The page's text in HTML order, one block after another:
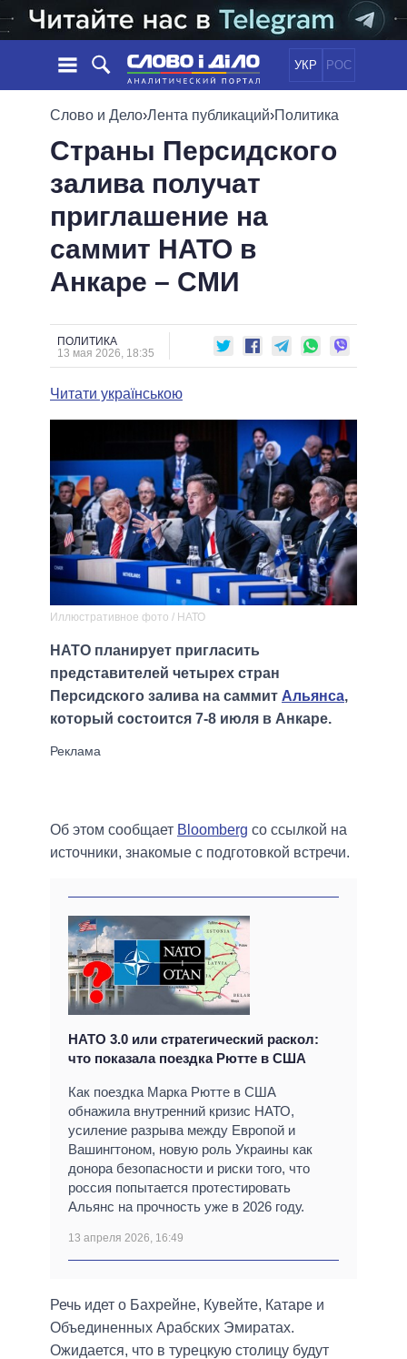
УКР РОС
НОВОСТИ
ЛЕНТА
СОБЫТИЯ
СТАТЬИ
МНЕНИЯ
ОБЗОРЫ
ДАЙДЖЕСТЫ
ПОЛИТИКА
ЭКОНОМИКА
ОБЩЕСТВО
ОБЕЩАНИЯ
ПОЛИТИКИ
ВСЕ ПОЛИТИКИ
ПРЕЗИДЕНТ И ОФИС
ВЕРХОВНАЯ РАДА
ГЛАВЫ ОБЛАДМИНИСТРАЦИЙ
МЭРЫ
ВСЕ ПЕРСОНЫ
ВИДЕО
СРАВНЕНИЕ ПОЛИТИКОВ
Слово и Дело›Лента публикаций›Политика
Страны Персидского
залива получат
приглашение на
саммит НАТО в
Анкаре – СМИ
ПОЛИТИКА
13 мая 2026, 18:35
Читати українською
Иллюстративное фото / НАТО
НАТО планирует пригласить
представителей четырех стран
Персидского залива на саммит Альянса,
который состоится 7-8 июля в Анкаре.
Об этом сообщает Bloomberg со ссылкой на
источники, знакомые с подготовкой встречи.
НАТО 3.0 или стратегический раскол:
что показала поездка Рютте в США
Как поездка Марка Рютте в США
обнажила внутренний кризис НАТО,
усиление разрыва между Европой и
Вашингтоном, новую роль Украины как
донора безопасности и риски того, что
россия попытается протестировать
Альянс на прочность уже в 2026 году.
13 апреля 2026, 16:49
Речь идет о Бахрейне, Кувейте, Катаре и
Объединенных Арабских Эмиратах.
Ожидается, что в турецкую столицу будут